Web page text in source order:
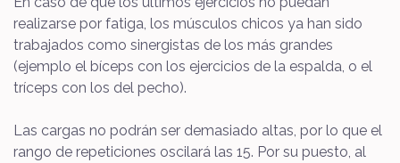
realizarse por fatiga, los músculos chicos ya han sido
trabajados como sinergistas de los más grandes
(ejemplo el bíceps con los ejercicios de la espalda, o el
tríceps con los del pecho).
Las cargas no podrán ser demasiado altas, por lo que el
rango de repeticiones oscilará las 15. Por su puesto, al